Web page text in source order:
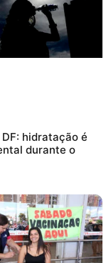
hidratação é
durante o